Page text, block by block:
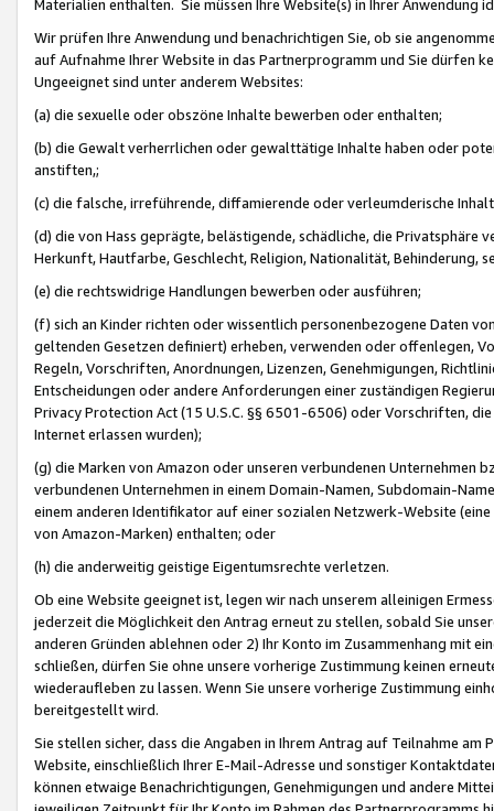
Materialien enthalten. Sie müssen Ihre Website(s) in Ihrer Anwendung
Wir prüfen Ihre Anwendung und benachrichtigen Sie, ob sie
auf Aufnahme Ihrer Website in das Partnerprogramm und Sie dürfen
Ungeeignet sind unter anderem Websites:
(a) die sexuelle oder obszöne Inhalte bewerben oder enthalten;
(b) die Gewalt verherrlichen oder gewalttätige Inhalte haben oder
anstiften,;
(c) die falsche, irreführende, diffamierende oder verleumderische
(d) die von Hass geprägte, belästigende, schädliche, die Privatsphäre
Herkunft, Hautfarbe, Geschlecht, Religion, Nationalität, Behinderung,
(e) die rechtswidrige Handlungen bewerben oder ausführen;
(f) sich an Kinder richten oder wissentlich personenbezogene Daten
geltenden Gesetzen definiert) erheben, verwenden oder offenlegen,
Regeln, Vorschriften, Anordnungen, Lizenzen, Genehmigungen,
Entscheidungen oder andere Anforderungen einer zuständigen
Privacy Protection Act (15 U.S.C. §§ 6501-6506) oder Vorschriften,
Internet erlassen wurden);
(g) die Marken von Amazon oder unseren verbundenen Unternehmen
verbundenen Unternehmen in einem Domain-Namen, Subdomain-
einem anderen Identifikator auf einer sozialen Netzwerk-Website
von Amazon-Marken) enthalten; oder
(h) die anderweitig geistige Eigentumsrechte verletzen.
Ob eine Website geeignet ist, legen wir nach unserem alleinigen
jederzeit die Möglichkeit den Antrag erneut zu stellen, sobald Sie
anderen Gründen ablehnen oder 2) Ihr Konto im Zusammenhang mit
schließen, dürfen Sie ohne unsere vorherige Zustimmung keinen
wiederaufleben zu lassen. Wenn Sie unsere vorherige Zustimmung
bereitgestellt wird.
Sie stellen sicher, dass die Angaben in Ihrem Antrag auf Teilnahme
Website, einschließlich Ihrer E-Mail-Adresse und sonstiger
können etwaige Benachrichtigungen, Genehmigungen und andere